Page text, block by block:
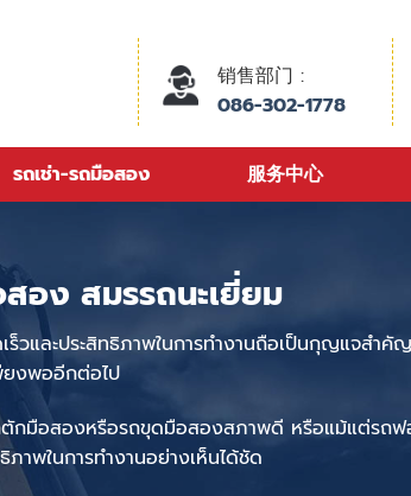
销售部门 :
086-302-1778
รถเช่า-รถมือสอง 服务中心
อง สมรรถนะเยี่ยม
วและประสิทธิภาพในการทำงานถือเป็นกุญแจสำคัญ
ยงพออีกต่อไป
กมือสองหรือรถขุดมือสองสภาพดี หรือแม้แต่รถ
าพในการทำงานอย่างเห็นได้ชัด